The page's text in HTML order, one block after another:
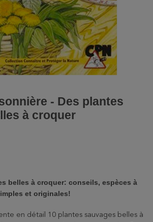
- Des plantes
à croquer
belles à croquer: conseils, espèces à
et originales!
en détail 10 plantes sauvages belles à